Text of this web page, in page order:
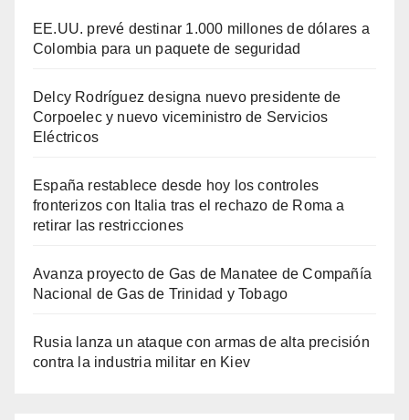
EE.UU. prevé destinar 1.000 millones de dólares a
Colombia para un paquete de seguridad
Delcy Rodríguez designa nuevo presidente de
Corpoelec y nuevo viceministro de Servicios
Eléctricos
España restablece desde hoy los controles
fronterizos con Italia tras el rechazo de Roma a
retirar las restricciones
Avanza proyecto de Gas de Manatee de Compañía
Nacional de Gas de Trinidad y Tobago
Rusia lanza un ataque con armas de alta precisión
contra la industria militar en Kiev